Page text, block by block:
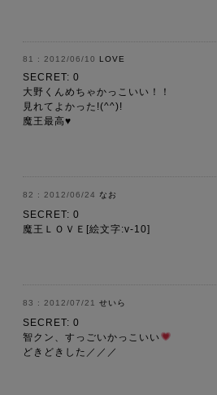
2012/06/10 LOVE
SECRET: 0
大野くんめちゃかっこいい！！
見れてよかった!(^^)!
魔王最高♥
2012/06/24 なお
SECRET: 0
魔王ＬＯＶＥ[絵文字:v-10]
2012/07/21 せいら
SECRET: 0
智クン、すっごいかっこいい
どきどきした／／／